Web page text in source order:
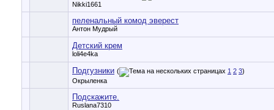
Nikki1661
пеленальный комод эверест
Антон Мудрый
Детский крем
loli4e4ka
Подгузники ( 1 2 3)
Окрыленка
Подскажите.
Ruslana7310